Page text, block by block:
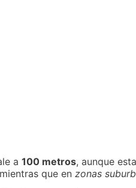
a 100 metros, aunque
que en zonas